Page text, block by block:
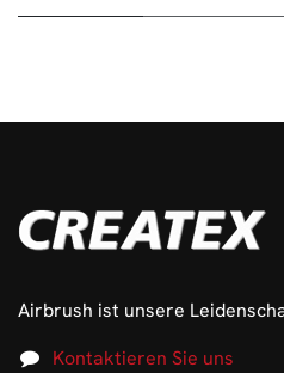
Airbrush ist unsere
Kontaktieren Sie uns